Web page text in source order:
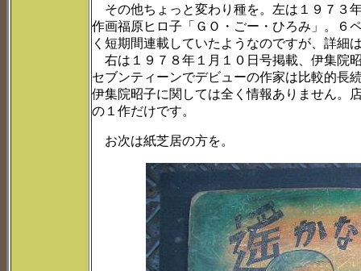
その他ちょっと変わり種を。左は１９７３
作画福原ヒロ子「ＧＯ・ごー・ひろみ」。６
く短期間連載していたようなのですが、詳細
右は１９７８年１月１０日号掲載、伊集院
セブンティーンでデビューの作家は比較的長
伊集院昭子に関しては全く情報ありません。
の１作だけです。
お次は紙芝居の方を。